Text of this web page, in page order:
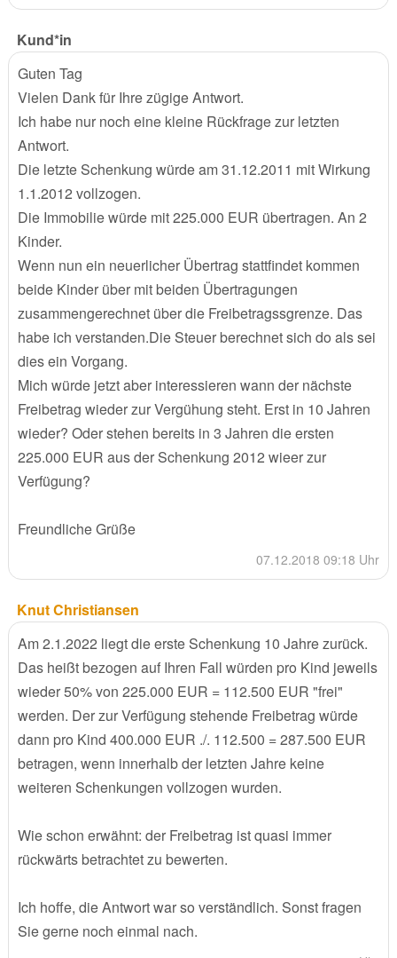
Kund*in
Guten Tag
Vielen Dank für Ihre zügige Antwort.
Ich habe nur noch eine kleine Rückfrage zur letzten
Antwort.
Die letzte Schenkung würde am 31.12.2011 mit Wirkung
1.1.2012 vollzogen.
Die Immobilie würde mit 225.000 EUR übertragen. An 2
Kinder.
Wenn nun ein neuerlicher Übertrag stattfindet kommen
beide Kinder über mit beiden Übertragungen
zusammengerechnet über die Freibetragssgrenze. Das
habe ich verstanden.Die Steuer berechnet sich do als sei
dies ein Vorgang.
Mich würde jetzt aber interessieren wann der nächste
Freibetrag wieder zur Vergühung steht. Erst in 10 Jahren
wieder? Oder stehen bereits in 3 Jahren die ersten
225.000 EUR aus der Schenkung 2012 wieer zur
Verfügung?
Freundliche Grüße
07.12.2018 09:18 Uhr
Knut Christiansen
Am 2.1.2022 liegt die erste Schenkung 10 Jahre zurück.
Das heißt bezogen auf Ihren Fall würden pro Kind jeweils
wieder 50% von 225.000 EUR = 112.500 EUR "frei"
werden. Der zur Verfügung stehende Freibetrag würde
dann pro Kind 400.000 EUR ./. 112.500 = 287.500 EUR
betragen, wenn innerhalb der letzten Jahre keine
weiteren Schenkungen vollzogen wurden.
Wie schon erwähnt: der Freibetrag ist quasi immer
rückwärts betrachtet zu bewerten.
Ich hoffe, die Antwort war so verständlich. Sonst fragen
Sie gerne noch einmal nach.